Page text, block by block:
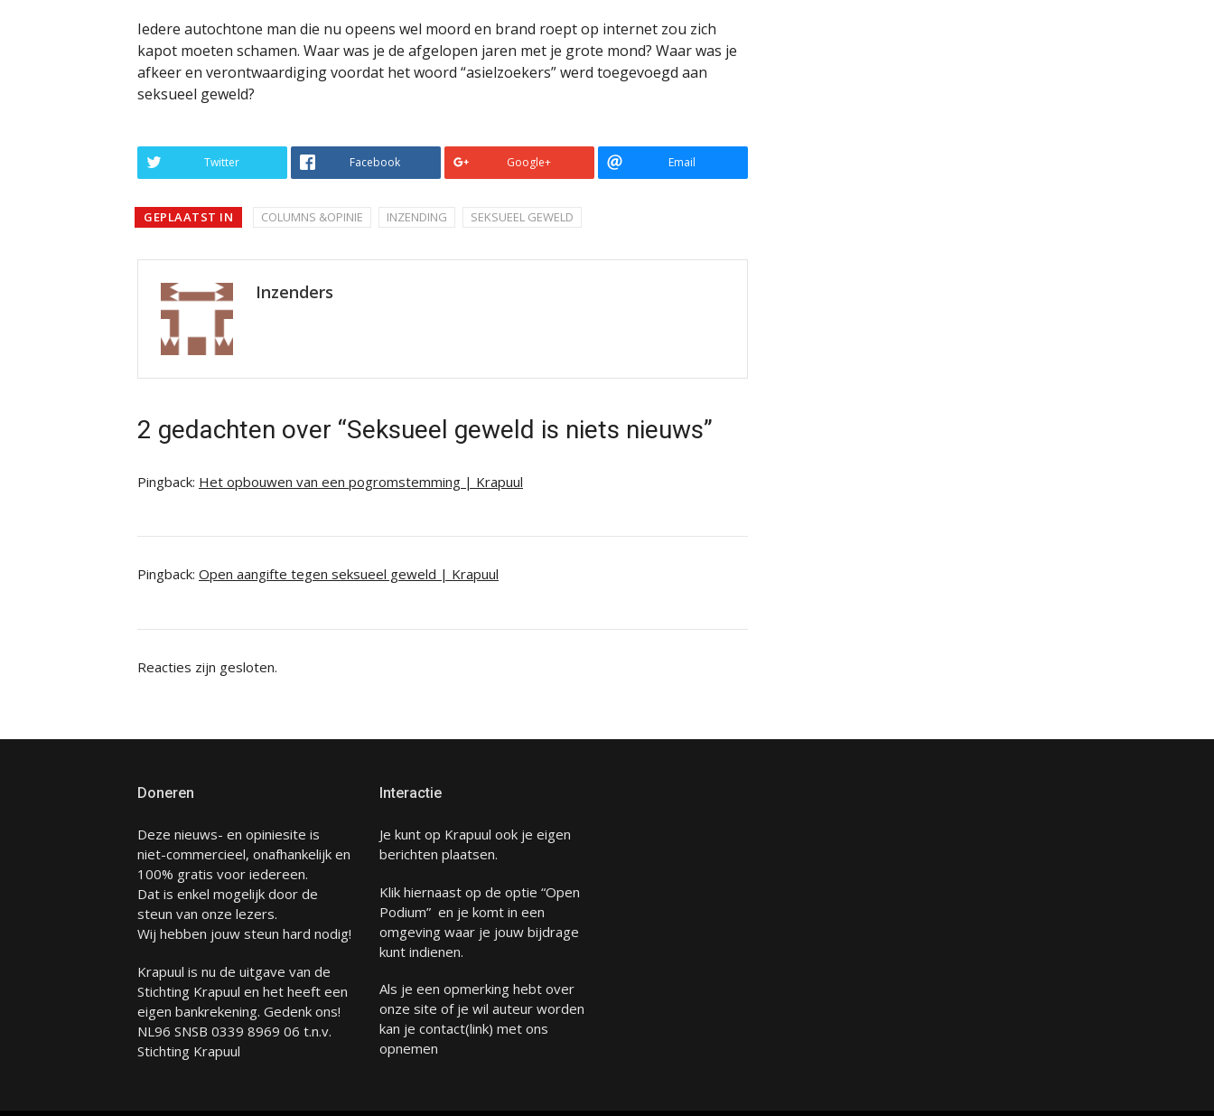
Iedere autochtone man die nu opeens wel moord en brand roept op internet zou zich
kapot moeten schamen. Waar was je de afgelopen jaren met je grote mond? Waar was je
afkeer en verontwaardiging voordat het woord “asielzoekers” werd toegevoegd aan
seksueel geweld?
Twitter Facebook Google+ Email
GEPLAATST IN COLUMNS &OPINIE INZENDING SEKSUEEL GEWELD
Inzenders
2 gedachten over “Seksueel geweld is niets nieuws”
Pingback: Het opbouwen van een pogromstemming | Krapuul
Pingback: Open aangifte tegen seksueel geweld | Krapuul
Reacties zijn gesloten.
Doneren
Deze nieuws- en opiniesite is
niet-commercieel, onafhankelijk en
100% gratis voor iedereen.
Dat is enkel mogelijk door de
steun van onze lezers.
Wij hebben jouw steun hard nodig!
Krapuul is nu de uitgave van de
Stichting Krapuul en het heeft een
eigen bankrekening. Gedenk ons!
NL96 SNSB 0339 8969 06 t.n.v.
Stichting Krapuul
Interactie
Je kunt op Krapuul ook je eigen
berichten plaatsen.
Klik hiernaast op de optie “Open
Podium” en je komt in een
omgeving waar je jouw bijdrage
kunt indienen.
Als je een opmerking hebt over
onze site of je wil auteur worden
kan je contact(link) met ons
opnemen